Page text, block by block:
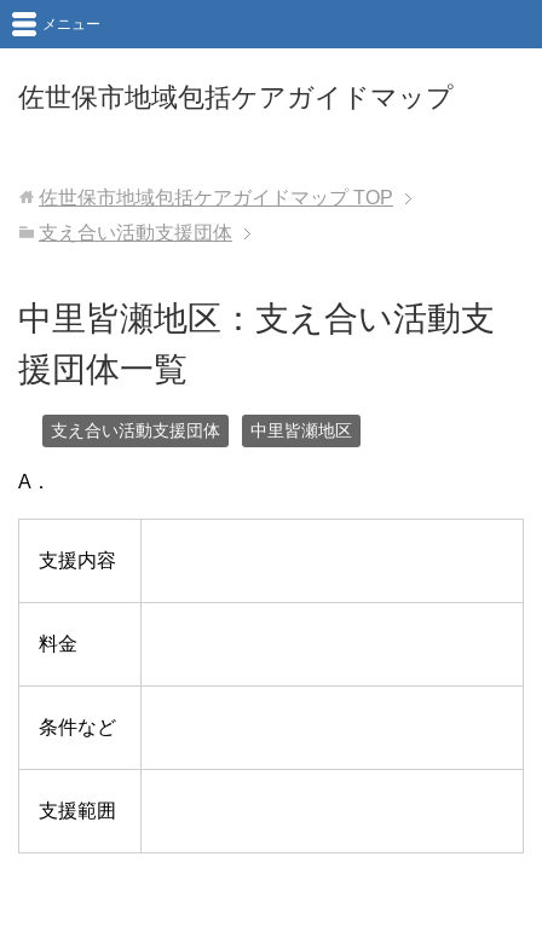
佐世保市地域包括ケアガイドマップ
メニュー
佐世保市地域包括ケアガイドマップTOP
支え合い活動支援団体
中里皆瀬地区：支え合い活動支
援団体一覧
支え合い活動支援団体 中里皆瀬地区
A．
支援内容
料金
条件など
支援範囲